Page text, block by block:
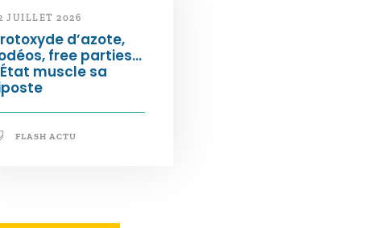
JUILLET 2026
d’azote,
free parties…
muscle sa
FLASH ACTU